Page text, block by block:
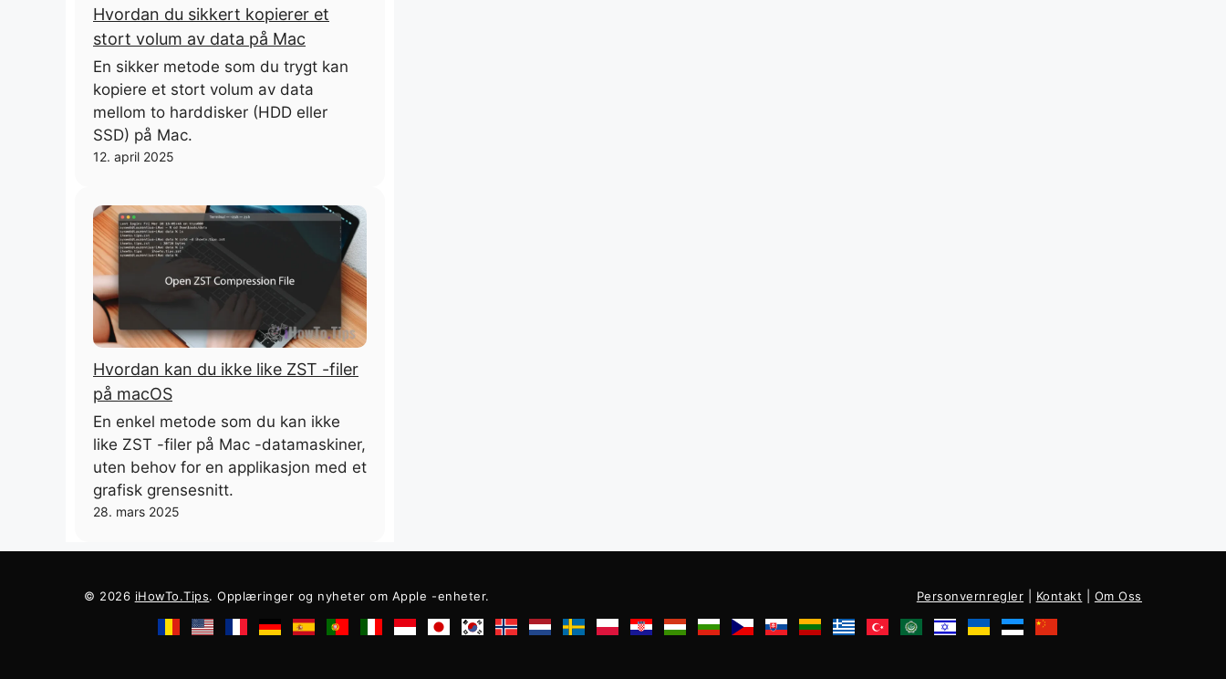
Hvordan du sikkert kopierer et
stort volum av data på Mac
En sikker metode som du trygt kan
kopiere et stort volum av data
mellom to harddisker (HDD eller
SSD) på Mac.
12. april 2025
Hvordan kan du ikke like ZST -filer
på macOS
En enkel metode som du kan ikke
like ZST -filer på Mac -datamaskiner,
uten behov for en applikasjon med et
grafisk grensesnitt.
28. mars 2025
© 2026 iHowTo.Tips. Opplæringer og nyheter om Apple -enheter. Personvernregler Kontakt Om Oss